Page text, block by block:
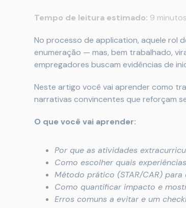
Tempo de leitura estimado: 9 minutos
No processo de application, aquele rol
enumeração — mas, bem trabalhado,
empregadores buscam evidências de
Neste artigo você vai aprender como
narrativas convincentes que reforçam
O que você vai aprender:
Por que as atividades
Como escolher quais
Método prático (STAR/CAR)
Como quantificar impacto e
Erros comuns a evitar e um